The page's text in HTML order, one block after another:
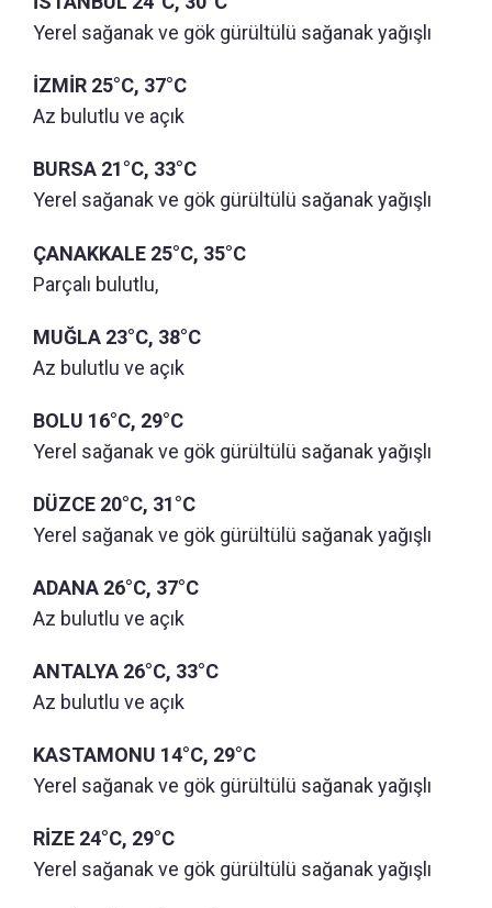
Yerel sağanak ve gök gürültülü sağanak yağışlı
İZMİR 25°C, 37°C
Az bulutlu ve açık
BURSA 21°C, 33°C
Yerel sağanak ve gök gürültülü sağanak yağışlı
ÇANAKKALE 25°C, 35°C
Parçalı bulutlu,
MUĞLA 23°C, 38°C
Az bulutlu ve açık
BOLU 16°C, 29°C
Yerel sağanak ve gök gürültülü sağanak yağışlı
DÜZCE 20°C, 31°C
Yerel sağanak ve gök gürültülü sağanak yağışlı
ADANA 26°C, 37°C
Az bulutlu ve açık
ANTALYA 26°C, 33°C
Az bulutlu ve açık
KASTAMONU 14°C, 29°C
Yerel sağanak ve gök gürültülü sağanak yağışlı
RİZE 24°C, 29°C
Yerel sağanak ve gök gürültülü sağanak yağışlı